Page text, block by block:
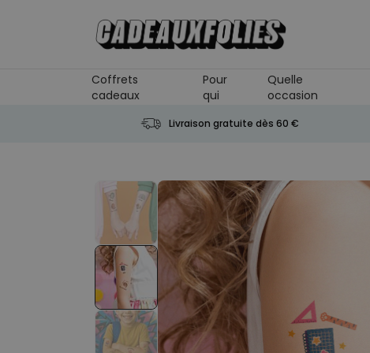
Coffrets
cadeaux
Pour
qui
Quelle
occasion
Livraison gratuite dès 60 €